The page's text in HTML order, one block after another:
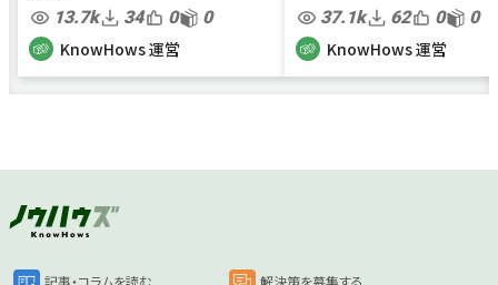
13.7k 34 0 0
KnowHows 運営
37.1k 62 0 0
KnowHows 運営